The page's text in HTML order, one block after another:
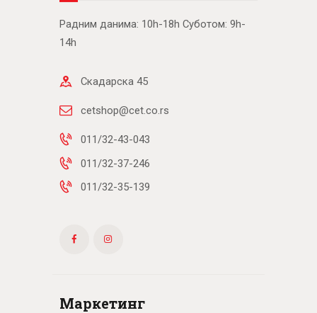
Радним данима: 10h-18h Суботом: 9h-
14h
Скадарска 45
cetshop@cet.co.rs
011/32-43-043
011/32-37-246
011/32-35-139
Маркетинг